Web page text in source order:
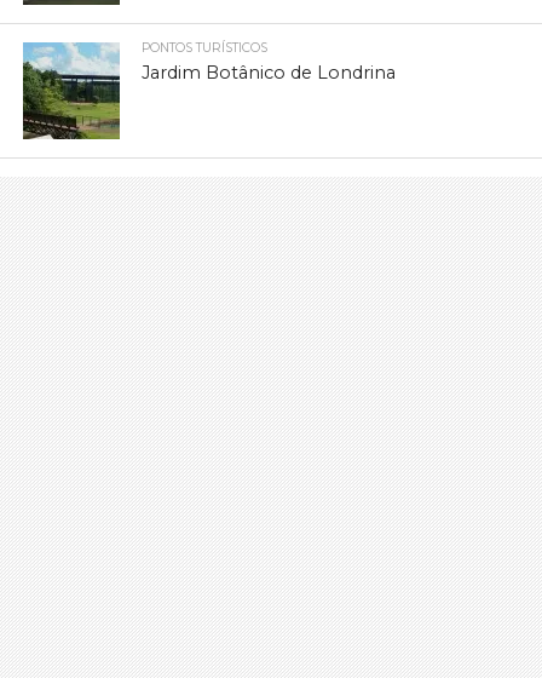
PONTOS TURÍSTICOS
Jardim Botânico de Londrina